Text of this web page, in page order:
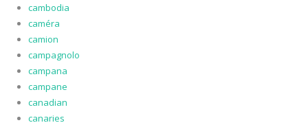
cambodia
caméra
camion
campagnolo
campana
campane
canadian
canaries